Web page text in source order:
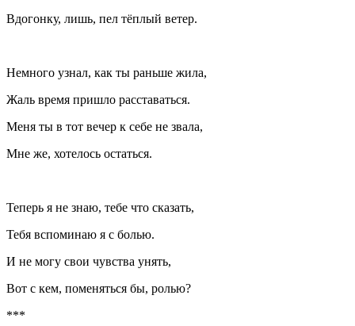
Вдогонку, лишь, пел тёплый ветер.
Немного узнал, как ты раньше жила,
Жаль время пришло расставаться.
Меня ты в тот вечер к себе не звала,
Мне же, хотелось остаться.
Теперь я не знаю, тебе что сказать,
Тебя вспоминаю я с болью.
И не могу свои чувства унять,
Вот с кем, поменяться бы, ролью?
***